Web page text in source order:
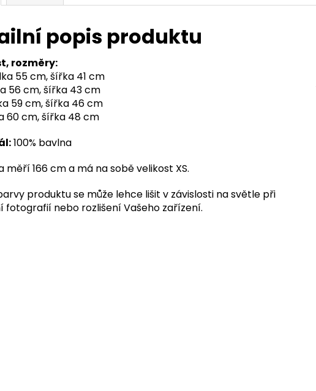
popis produktu
rozměry:
55 cm, šířka 41 cm
56 cm, šířka 43 cm
59 cm, šířka 46 cm
60 cm, šířka 48 cm
100% bavlna
měří 166 cm a má na sobě velikost XS.
produktu se může lehce lišit v závislosti na světle při
fotografií nebo rozlišení Vašeho zařízení.